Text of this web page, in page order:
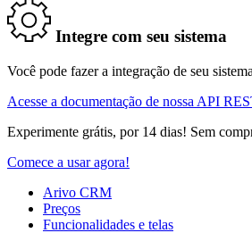
Integre com seu sistema
Você pode fazer a integração de seu
Acesse a documentação de nossa API
Experimente grátis, por 14 dias! Sem
Comece a usar agora!
Arivo CRM
Preços
Funcionalidades e telas